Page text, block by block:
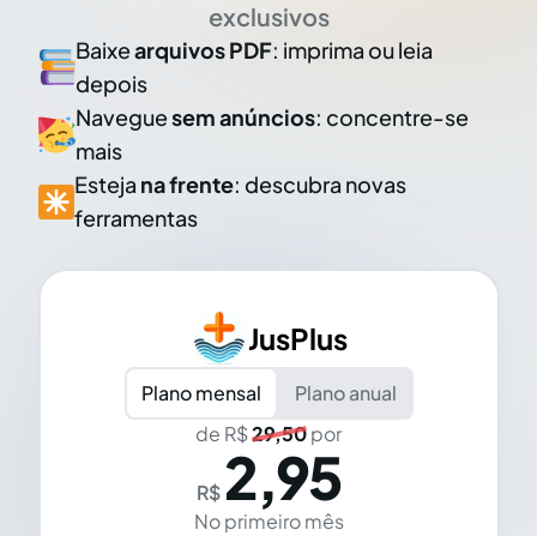
exclusivos
Baixearquivos PDF: imprima ou leia
depois
Naveguesem anúncios: concentre-se
mais
Esteja na frente: descubra novas
ferramentas
JusPlus
Plano mensal
Plano anual
de R$29,50por
R$ 2,95
No primeiro mês